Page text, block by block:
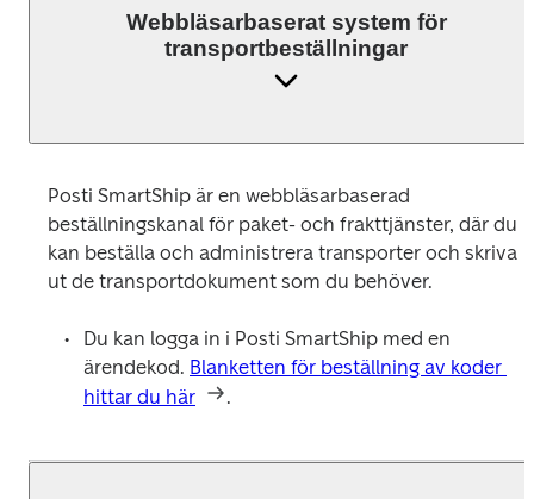
Webbläsarbaserat system för
transportbeställningar
Posti SmartShip är en webbläsarbaserad
beställningskanal för paket- och frakttjänster, där du
kan beställa och administrera transporter och skriva
ut de transportdokument som du behöver.
Du kan logga in i Posti SmartShip med en
ärendekod. Blanketten för beställning av koder
hittar du här
.